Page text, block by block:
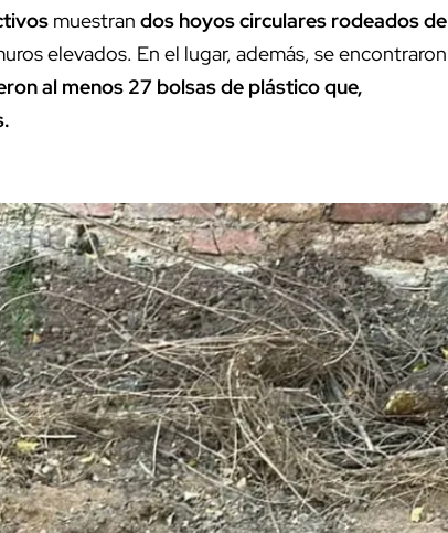
muestran dos hoyos circulares rodeados de
elevados. En el lugar, además, se encontraron
al menos 27 bolsas de plástico que,